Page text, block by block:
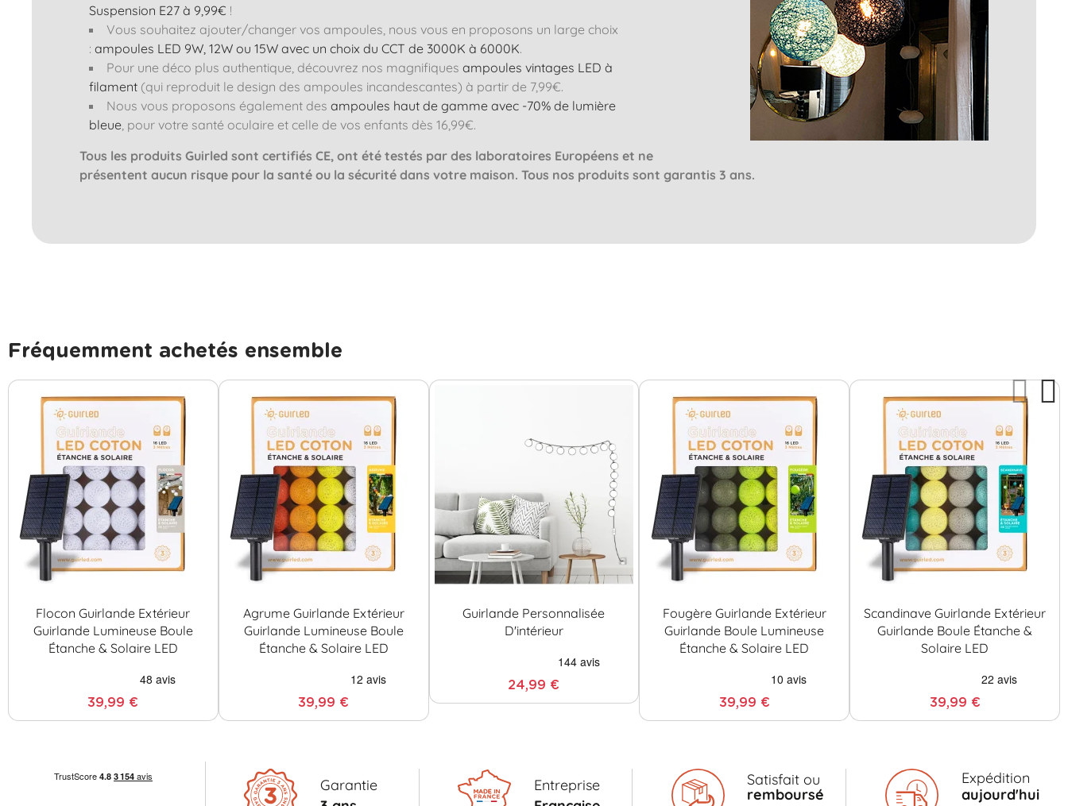
Suspension E27 à 9,99€ !
Vous souhaitez ajouter/changer vos ampoules, nous vous en proposons un large choix
: ampoules LED 9W, 12W ou 15W avec un choix du CCT de 3000K à 6000K.
Pour une déco plus authentique, découvrez nos magnifiques ampoules vintages LED à
filament (qui reproduit le design des ampoules incandescantes) à partir de 7,99€.
Nous vous proposons également des ampoules haut de gamme avec -70% de lumière
bleue, pour votre santé oculaire et celle de vos enfants dès 16,99€.
Tous les produits Guirled sont certifiés CE, ont été testés par des laboratoires Européens et ne
présentent aucun risque pour la santé ou la sécurité dans votre maison. Tous nos produits sont garantis 3 ans.
Fréquemment achetés ensemble
Flocon Guirlande Extérieur
Guirlande Lumineuse Boule
Étanche & Solaire LED
39,99 €
Agrume Guirlande Extérieur
Guirlande Lumineuse Boule
Étanche & Solaire LED
39,99 €
Guirlande Personnalisée
D'intérieur
24,99 €
Fougère Guirlande Extérieur
Guirlande Boule Lumineuse
Étanche & Solaire LED
39,99 €
Scandinave Guirlande Extérieur
Guirlande Boule Étanche &
Solaire LED
39,99 €
Garantie
Entreprise
Satisfait ou
remboursé
Expédition
aujourd'hui